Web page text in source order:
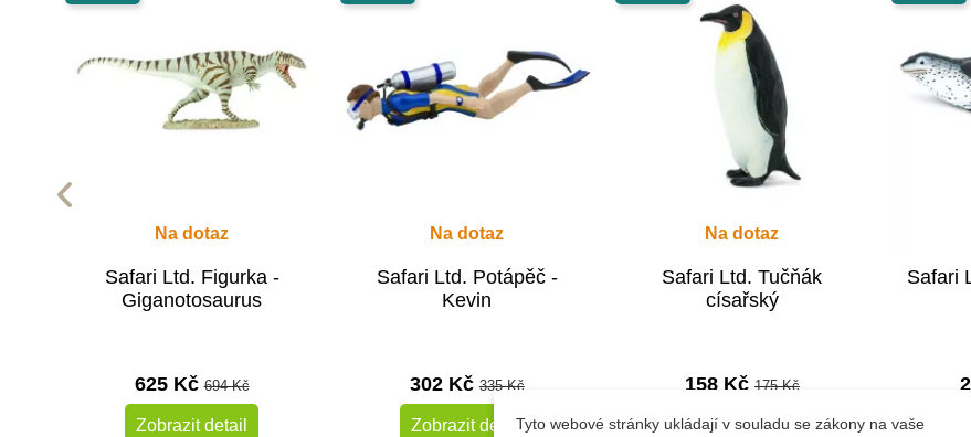
Na dotaz
Safari Ltd. Figurka -
Giganotosaurus
625 Kč694 Kč
Zobrazit detail
Na dotaz
Safari Ltd. Potápěč -
Kevin
302 Kč335 Kč
Zobrazit detail
Na dotaz
Safari Ltd. Tučňák
císařský
158 Kč 175 Kč
Zobrazit detail
Safari
Tyto webové stránky ukládají v souladu se zákony na vaše